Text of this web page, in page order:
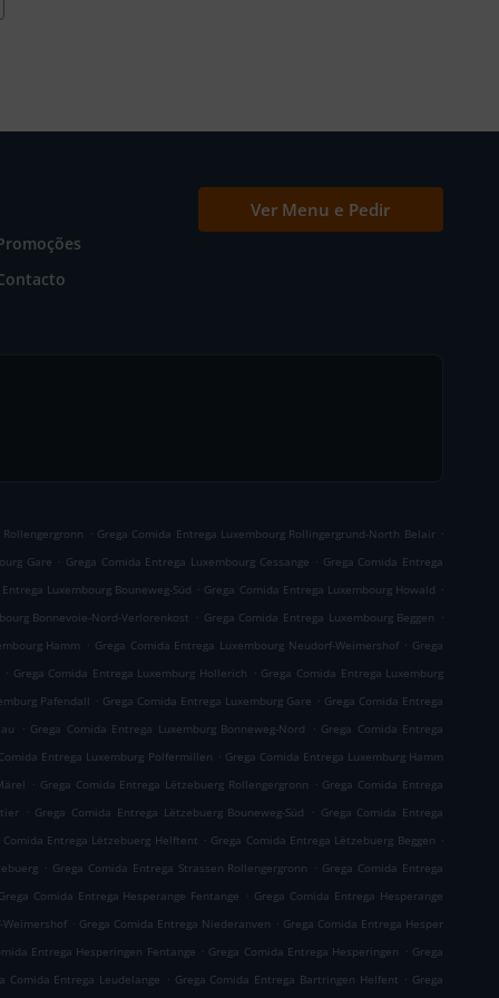
Ver Menu e Pedir
. Grega Comida Entrega Luxembourg Rollingergrund-North Belair .
Gare . Grega Comida Entrega Luxembourg Cessange . Grega Comida Entrega
Luxembourg Bouneweg-Süd . Grega Comida Entrega Luxembourg Howald .
Bonnevoie-Nord-Verlorenkost . Grega Comida Entrega Luxembourg Beggen .
Hamm . Grega Comida Entrega Luxembourg Neudorf-Weimershof . Grega
. Grega Comida Entrega Luxemburg Hollerich . Grega Comida Entrega Luxemburg
Pafendall . Grega Comida Entrega Luxemburg Gare . Grega Comida Entrega
. Grega Comida Entrega Luxemburg Bonneweg-Nord . Grega Comida Entrega
Entrega Luxemburg Polfermillen . Grega Comida Entrega Luxemburg Hamm
. Grega Comida Entrega Lëtzebuerg Rollengergronn . Grega Comida Entrega
. Grega Comida Entrega Lëtzebuerg Bouneweg-Süd . Grega Comida Entrega
Comida Entrega Lëtzebuerg Helftent . Grega Comida Entrega Lëtzebuerg Beggen .
. Grega Comida Entrega Strassen Rollengergronn . Grega Comida Entrega
Grega Comida Entrega Hesperange Fentange . Grega Comida Entrega Hesperange
. Grega Comida Entrega Niederanven . Grega Comida Entrega Hesper
Entrega Hesperingen Fentange . Grega Comida Entrega Hesperingen . Grega
Comida Entrega Leudelange . Grega Comida Entrega Bartringen Helfent . Grega